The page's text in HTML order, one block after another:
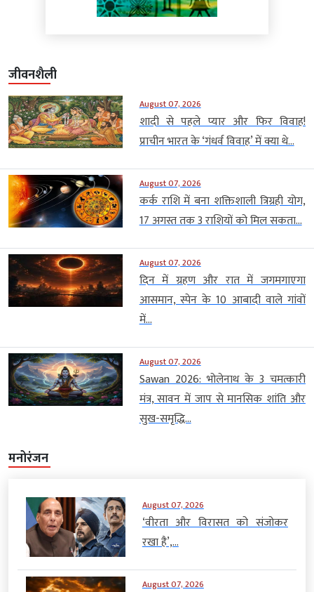
जीवनशैली
August 07, 2026
शादी से पहले प्यार और फिर विवाह!
प्राचीन भारत के ‘गंधर्व विवाह’ में क्या थे...
August 07, 2026
कर्क राशि में बना शक्तिशाली त्रिग्रही योग,
17 अगस्त तक 3 राशियों को मिल सकता...
August 07, 2026
दिन में ग्रहण और रात में जगमगाएगा
आसमान, स्पेन के 10 आबादी वाले गांवों
में...
August 07, 2026
Sawan 2026: भोलेनाथ के 3 चमत्कारी
मंत्र, सावन में जाप से मानसिक शांति और
सुख-समृद्धि...
मनोरंजन
August 07, 2026
‘वीरता और विरासत को संजोकर
रखा है’,...
August 07, 2026